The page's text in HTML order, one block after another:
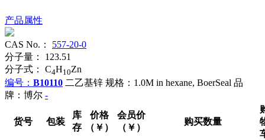
产品属性
CAS No.：
557-20-0
分子量：
123.51
分子式：
C4H10Zn
编号： B10110 二乙基锌 规格：1.0M in hexane, BoerSeal 品
牌：博尔 -
货号 包装
库
存
价格
（￥）
会员价
（￥）
购买数量